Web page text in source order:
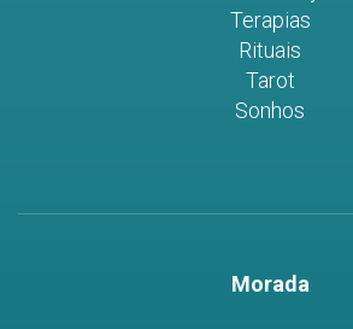
Terapias
Rituais
Tarot
Sonhos
Morada